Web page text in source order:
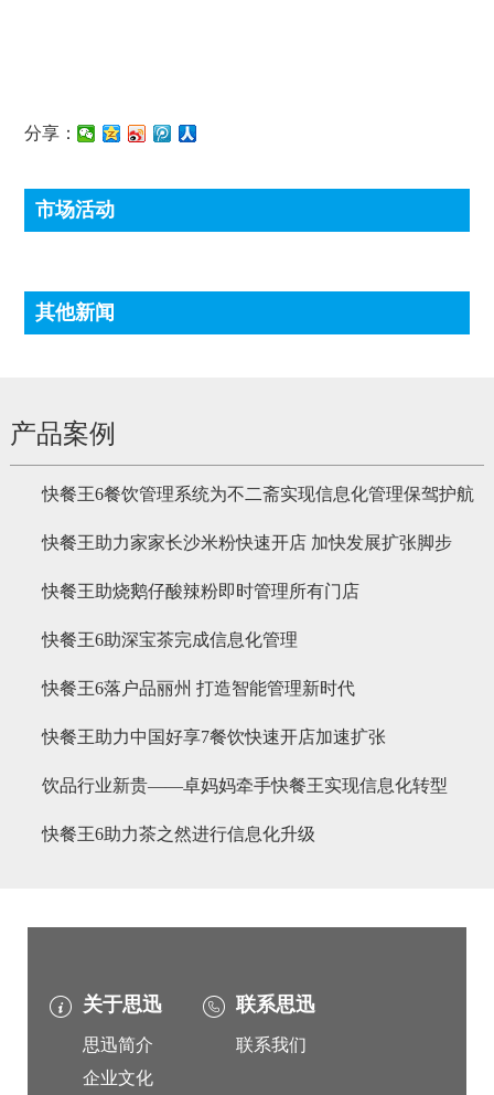
分享：
市场活动
其他新闻
产品案例
快餐王6餐饮管理系统为不二斋实现信息化管理保驾护航
快餐王助力家家长沙米粉快速开店 加快发展扩张脚步
快餐王助烧鹅仔酸辣粉即时管理所有门店
快餐王6助深宝茶完成信息化管理
快餐王6落户品丽州 打造智能管理新时代
快餐王助力中国好享7餐饮快速开店加速扩张
饮品行业新贵——卓妈妈牵手快餐王实现信息化转型
快餐王6助力茶之然进行信息化升级
关于思迅
思迅简介
企业文化
联系思迅
联系我们